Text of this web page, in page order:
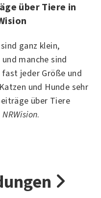
über Tiere in
ganz klein,
manche sind
jeder Größe und
und Hunde sehr
über Tiere
NRWision.